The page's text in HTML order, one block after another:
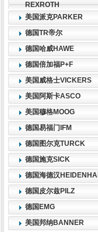
REXROTH
美国派克PARKER
德国TR帝尔
德国哈威HAWE
德国倍加福P+F
美国威格士VICKERS
美国阿斯卡ASCO
美国穆格MOOG
德国易福门IFM
德国图尔克TURCK
德国施克SICK
德国海德汉
德国皮尔兹PILZ
德国EMG
美国邦纳BANNER